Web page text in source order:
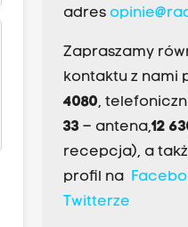
adres
Zapraszamy
kontaktu z nami
4080,
33– antena,12
recepcja), a
profil na
Twitterze